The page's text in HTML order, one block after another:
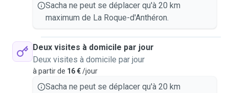
Sacha ne peut se déplacer qu'à 20 km
maximum de La Roque-d'Anthéron.
Deux visites à domicile par jour
Deux visites à domicile par jour
à partir de 16 €/jour
Sacha ne peut se déplacer qu'à 20 km